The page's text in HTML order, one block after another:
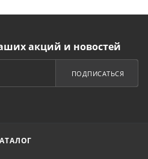
акций и новостей
ПОДПИСАТЬСЯ